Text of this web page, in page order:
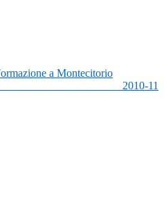
a Montecitorio
2010-11